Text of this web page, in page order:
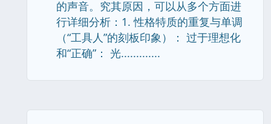
的声音。究其原因，可以从多个方面进
行详细分析：1. 性格特质的重复与单调
（“工具人”的刻板印象）： 过于理想化
和“正确”： 光.............